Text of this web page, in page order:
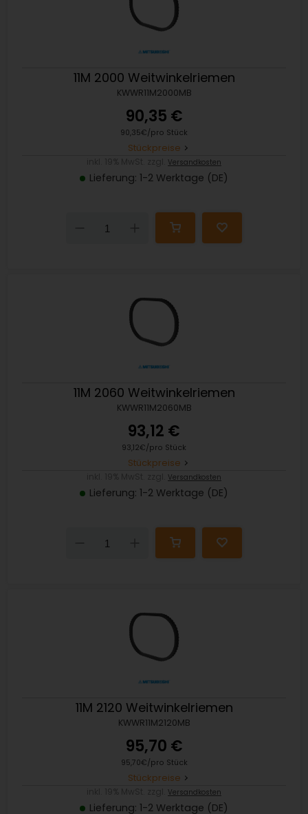
11M 2000 Weitwinkelriemen
KWWR11M2000MB
90,35 €
90,35€/pro Stück
Stückpreise
Versandkosten
Lieferung: 1-2 Werktage (DE)
Down
11M 2060 Weitwinkelriemen
KWWR11M2060MB
93,12 €
93,12€/pro Stück
Stückpreise
Versandkosten
Lieferung: 1-2 Werktage (DE)
Down
11M 2120 Weitwinkelriemen
KWWR11M2120MB
95,70 €
95,70€/pro Stück
Stückpreise
Versandkosten
Lieferung: 1-2 Werktage (DE)